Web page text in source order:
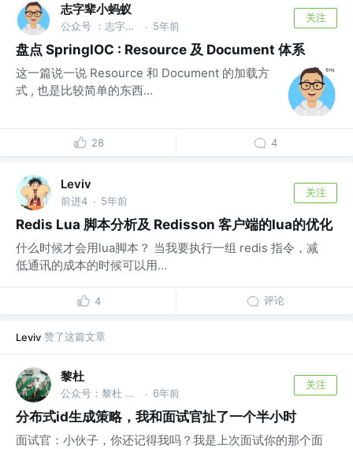
志字辈小蚂蚁
公众号 ：志字辈小蚂蚁 @武汉 · 5年前
关注
盘点 SpringIOC : Resource 及 Document 体系
这一篇说一说 Resource 和 Document 的加载方
式 , 也是比较简单的东西...
28 4
Leviv
前进4 · 5年前
关注
Redis Lua 脚本分析及 Redisson 客户端的lua的优化
什么时候才会用lua脚本？ 当我要执行一组 redis 指令，减
低通讯的成本的时候可以用...
4 评论
Leviv 赞了这篇文章
黎杜
公众号：黎杜 @公众号：黎杜 · 6年前
关注
分布式id生成策略，我和面试官扯了一个半小时
面试官：小伙子，你还记得我吗？我是上次面试你的那个面